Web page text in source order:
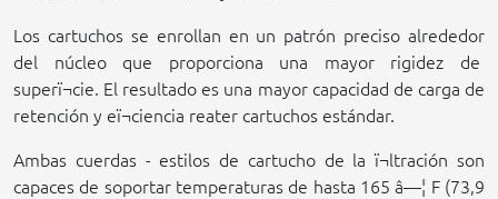
Los cartuchos se enrollan en un patrón preciso alrededor
del núcleo que proporciona una mayor rigidez de
superï¬cie. El resultado es una mayor capacidad de carga de
retención y eï¬ciencia reater cartuchos estándar.
Ambas cuerdas - estilos de cartucho de la ï¬ltración son
capaces de soportar temperaturas de hasta 165 â—¦ F (73,9